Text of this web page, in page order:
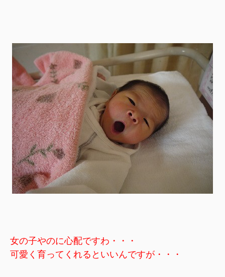
女の子やのに心配ですわ・・・
可愛く育ってくれるといいんですが・・・